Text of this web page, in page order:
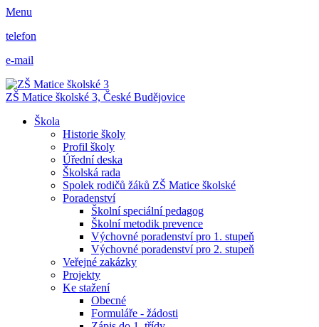
Menu
telefon
e-mail
ZŠ Matice školské 3, České Budějovice
Škola
Historie školy
Profil školy
Úřední deska
Školská rada
Spolek rodičů žáků ZŠ Matice školské
Poradenství
Školní speciální pedagog
Školní metodik prevence
Výchovné poradenství pro 1. stupeň
Výchovné poradenství pro 2. stupeň
Veřejné zakázky
Projekty
Ke stažení
Obecné
Formuláře - žádosti